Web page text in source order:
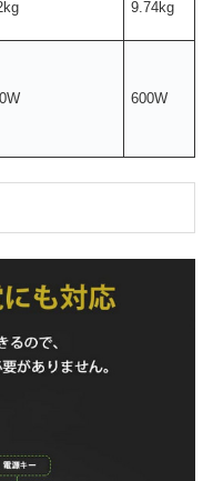
9.74kg
600W